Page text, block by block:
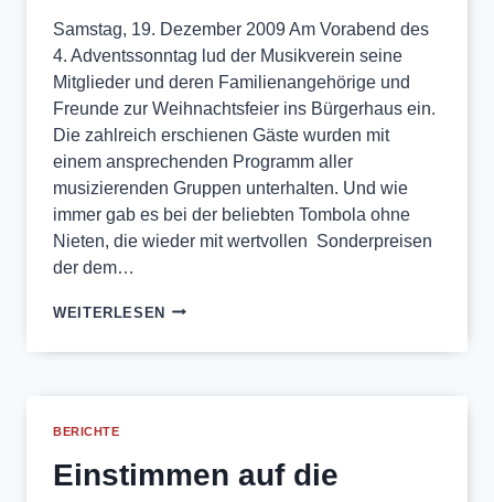
Samstag, 19. Dezember 2009 Am Vorabend des
4. Adventssonntag lud der Musikverein seine
Mitglieder und deren Familienangehörige und
Freunde zur Weihnachtsfeier ins Bürgerhaus ein.
Die zahlreich erschienen Gäste wurden mit
einem ansprechenden Programm aller
musizierenden Gruppen unterhalten. Und wie
immer gab es bei der beliebten Tombola ohne
Nieten, die wieder mit wertvollen Sonderpreisen
der dem…
WEITERLESEN WEIHNACHTSFEIER
MITGLIEDEREHRUNG
BERICHTE
Einstimmen auf die